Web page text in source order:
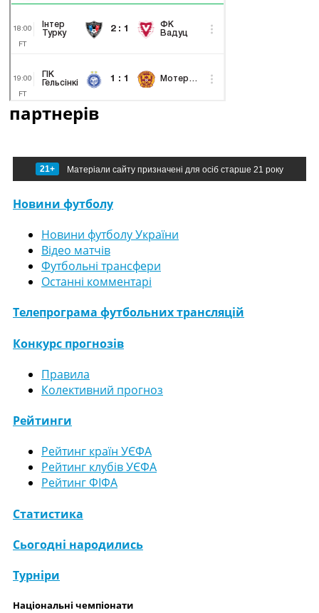
партнерів
21+ Матеріали сайту призначені для осіб старше 21 року
Новини футболу
Новини футболу України
Відео матчів
Футбольні трансфери
Останні комментарі
Телепрограма футбольних трансляцій
Конкурс прогнозів
Правила
Колективний прогноз
Рейтинги
Рейтинг країн УЄФА
Рейтинг клубів УЄФА
Рейтинг ФІФА
Статистика
Сьогодні народились
Турніри
Національні чемпіонати